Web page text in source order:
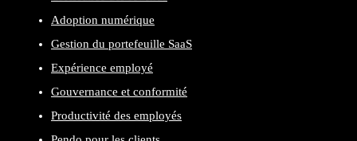
Adoption numérique
Gestion du portefeuille SaaS
Expérience employé
Gouvernance et conformité
Productivité des employés